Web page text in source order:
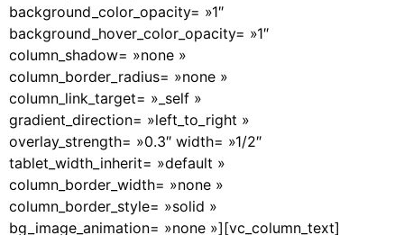
background_color_opacity= »1″
background_hover_color_opacity= »1″
column_shadow= »none »
column_border_radius= »none »
column_link_target= »_self »
gradient_direction= »left_to_right »
overlay_strength= »0.3″ width= »1/2″
tablet_width_inherit= »default »
column_border_width= »none »
column_border_style= »solid »
bg_image_animation= »none »][vc_column_text]